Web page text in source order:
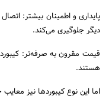
پایداری و اطمینان بیشتر:
دیگر جلوگیری می‌کند.
قیمت مقرون به صرفه‌تر:
هستند.
اما این نوع کیبوردها نیز معایب